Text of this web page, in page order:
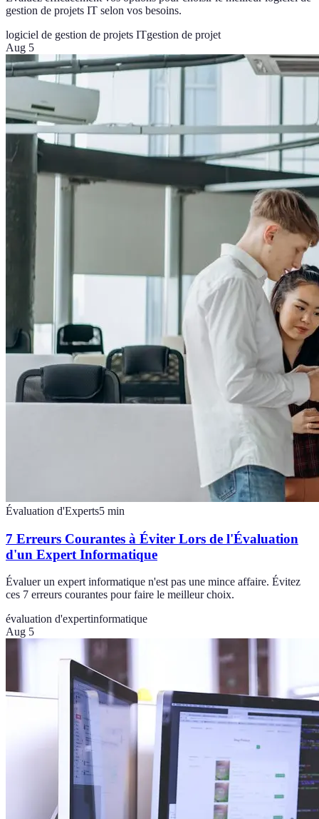
gestion de projets IT selon vos besoins.
logiciel de gestion de projets ITgestion de projet
Aug 5
Évaluation d'Experts5 min
7 Erreurs Courantes à Éviter Lors de l'Évaluation
d'un Expert Informatique
Évaluer un expert informatique n'est pas une mince affaire. Évitez
ces 7 erreurs courantes pour faire le meilleur choix.
évaluation d'expertinformatique
Aug 5